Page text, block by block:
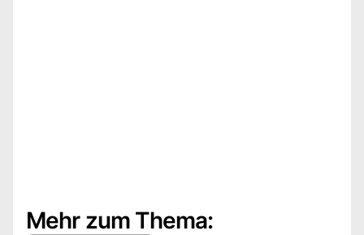
Mehr zum Thema: